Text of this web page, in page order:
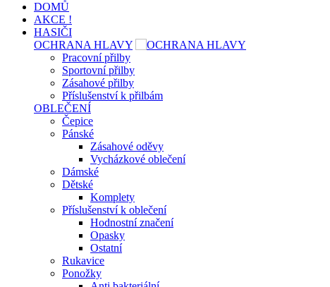
DOMŮ
AKCE !
HASIČI
OCHRANA HLAVY
Pracovní přilby
Sportovní přilby
Zásahové přilby
Příslušenství k přilbám
OBLEČENÍ
Čepice
Pánské
Zásahové oděvy
Vycházkové oblečení
Dámské
Dětské
Komplety
Příslušenství k oblečení
Hodnostní značení
Opasky
Ostatní
Rukavice
Ponožky